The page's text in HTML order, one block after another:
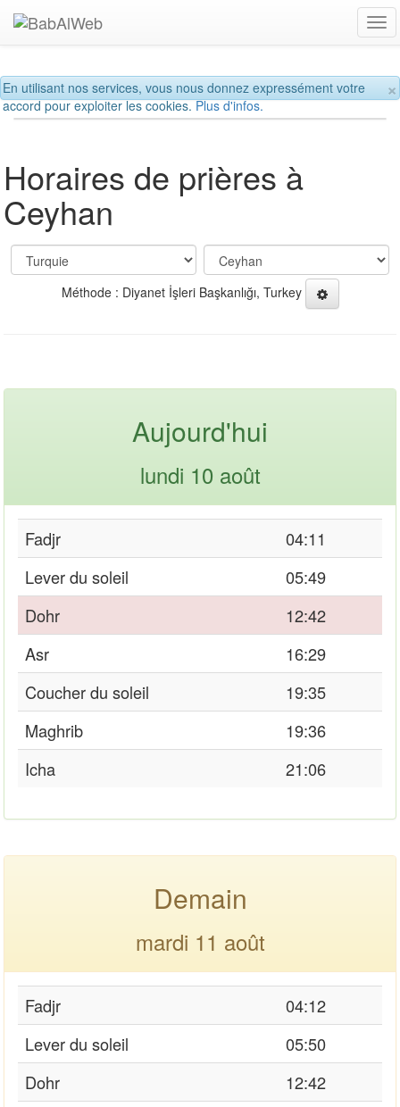
×
En utilisant nos services, vous nous donnez expressément votre
accord pour exploiter les cookies.Plus d'infos.
Horaires de prières à
Ceyhan
Méthode : Diyanet İşleri Başkanlığı, Turkey
Aujourd'hui
lundi 10 août
Fadjr
04:11
Lever du soleil
05:49
Dohr
12:42
Asr
16:29
Coucher du soleil
19:35
Maghrib
19:36
Icha
21:06
Demain
mardi 11 août
Fadjr
04:12
Lever du soleil
05:50
Dohr
12:42